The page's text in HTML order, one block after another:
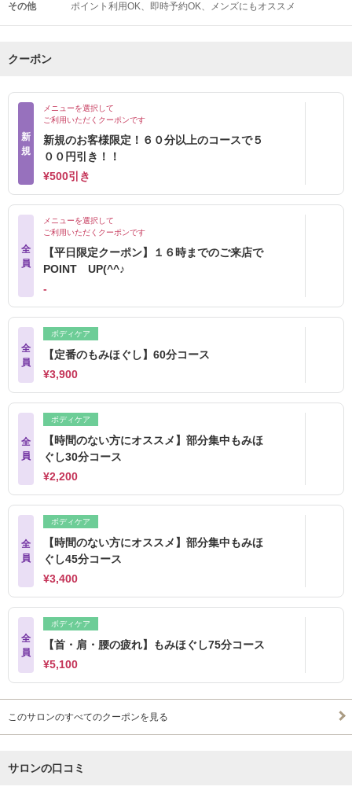
その他 ポイント利用OK 即時予約OK メンズにもオススメ
クーポン
新
規
メニューを選択して
ご利用いただくクーポンです
新規のお客様限定！６０分以上のコースで５
００円引き！！
¥500引き
全
員
メニューを選択して
ご利用いただくクーポンです
【平日限定クーポン】１６時までのご来店で
POINT UP(^^♪
‐
全
員
ボディケア
【定番のもみほぐし】60分コース
¥3,900
全
員
ボディケア
【時間のない方にオススメ】部分集中もみほ
ぐし30分コース
¥2,200
全
員
ボディケア
【時間のない方にオススメ】部分集中もみほ
ぐし45分コース
¥3,400
全
員
ボディケア
【首・肩・腰の疲れ】もみほぐし75分コース
¥5,100
このサロンのすべてのクーポンを見る
サロンの口コミ